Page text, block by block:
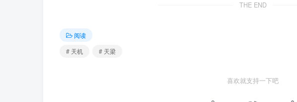
THE END
阅读
# 天机
# 天梁
喜欢就支持一下吧